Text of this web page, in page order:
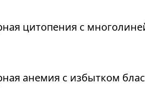
цитопения с
анемия с избытком